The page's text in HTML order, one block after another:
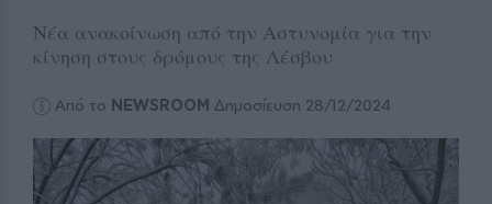
Νέα ανακοίνωση από την Αστυνομία για την
κίνηση στους δρόμους της Λέσβου
Από το NEWSROOM Δημοσίευση 28/12/2024